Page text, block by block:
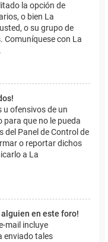
la opción de
o bien La
o su grupo de
Comuníquese con La
u ofensivos de un
para que no le pueda
del Panel de Control de
o reportar dichos
a La
en este foro!
mail incluye
enviado tales